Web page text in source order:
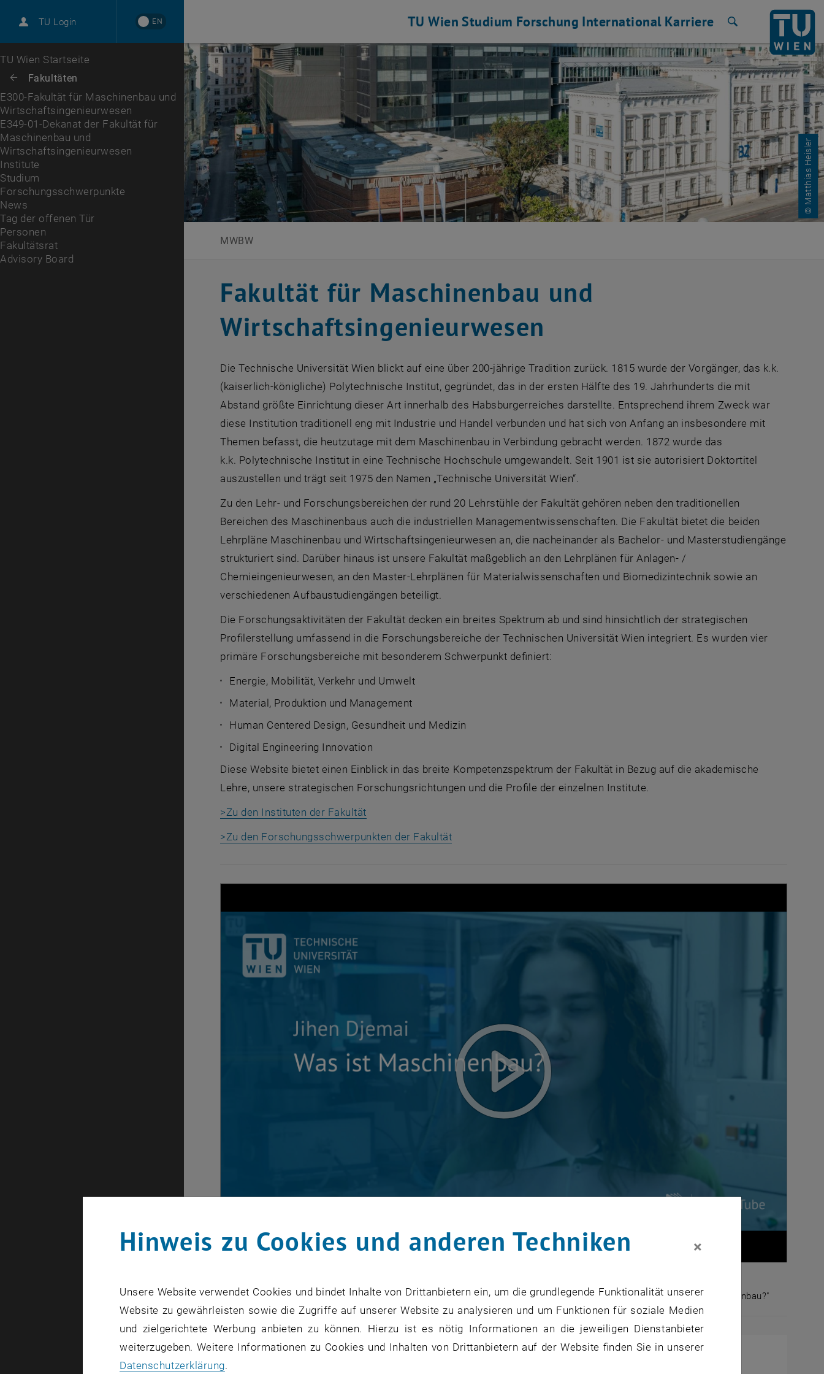
TU Login EN
Karriere
Zur 1. Menü Ebene
TU Wien Startseite
Zurück: Subseiten von Fakultäten auflisten
Zurück zur letzten Ebene:
Fakultäten
E300-Fakultät für Maschinenbau und
Wirtschaftsingenieurwesen
E349-01-Dekanat der Fakultät für Maschinenbau und Wirtschaftsingenieurwesen
E349-01-Dekanat der Fakultät für
Maschinenbau und
Wirtschaftsingenieurwesen
Institute
Studium
Forschungsschwerpunkte
News
Tag der offenen Tür
Personen
Fakultätsrat
Advisory Board
TU Wien Studium Forschung International Karriere
© Matthias Heisler
MWBW
Fakultät für Maschinenbau und
Wirtschaftsingenieurwesen
Die Technische Universität Wien blickt auf eine über 200-jährige Tradition zurück. 1815 wurde der Vorgänger, das k.k.
(kaiserlich-königliche) Polytechnische Institut, gegründet, das in der ersten Hälfte des 19. Jahrhunderts die mit
Abstand größte Einrichtung dieser Art innerhalb des Habsburgerreiches darstellte. Entsprechend ihrem Zweck war
diese Institution traditionell eng mit Industrie und Handel verbunden und hat sich von Anfang an insbesondere mit
Themen befasst, die heutzutage mit dem Maschinenbau in Verbindung gebracht werden. 1872 wurde das
k.k. Polytechnische Institut in eine Technische Hochschule umgewandelt. Seit 1901 ist sie autorisiert Doktortitel
auszustellen und trägt seit 1975 den Namen „Technische Universität Wien“.
Zu den Lehr- und Forschungsbereichen der rund 20 Lehrstühle der Fakultät gehören neben den traditionellen
Bereichen des Maschinenbaus auch die industriellen Managementwissenschaften. Die Fakultät bietet die beiden
Lehrpläne Maschinenbau und Wirtschaftsingenieurwesen an, die nacheinander als Bachelor- und Masterstudiengänge
strukturiert sind. Darüber hinaus ist unsere Fakultät maßgeblich an den Lehrplänen für Anlagen- /
Chemieingenieurwesen, an den Master-Lehrplänen für Materialwissenschaften und Biomedizintechnik sowie an
verschiedenen Aufbaustudiengängen beteiligt.
Die Forschungsaktivitäten der Fakultät decken ein breites Spektrum ab und sind hinsichtlich der strategischen
Profilerstellung umfassend in die Forschungsbereiche der Technischen Universität Wien integriert. Es wurden vier
primäre Forschungsbereiche mit besonderem Schwerpunkt definiert:
Energie, Mobilität, Verkehr und Umwelt
Material, Produktion und Management
Human Centered Design, Gesundheit und Medizin
Digital Engineering Innovation
Diese Website bietet einen Einblick in das breite Kompetenzspektrum der Fakultät in Bezug auf die akademische
Lehre, unsere strategischen Forschungsrichtungen und die Profile der einzelnen Institute.
>Zu den Instituten der Fakultät
>Zu den Forschungsschwerpunkten der Fakultät
Mehrere Menschen der Fakultät Maschinenwesen und Betriebswissenschaften beantworten die Frage „Was ist Maschinenbau?"
Mehrere Menschen der Fakultät Maschinenwesen und Betriebswissenschaften beantworten die Frage „Was ist
Fakultät für Maschinenbau und
Dekan der Fakultät
Hinweis zu Cookies und anderen Techniken ×
Unsere Website verwendet Cookies und bindet Inhalte von Drittanbietern ein, um die grundlegende Funktionalität unserer
Website zu gewährleisten sowie die Zugriffe auf unserer Website zu analysieren und um Funktionen für soziale Medien
und zielgerichtete Werbung anbieten zu können. Hierzu ist es nötig Informationen an die jeweiligen Dienstanbieter
weiterzugeben. Weitere Informationen zu Cookies und Inhalten von Drittanbietern auf der Website finden Sie in unserer
Datenschutzerklärung.